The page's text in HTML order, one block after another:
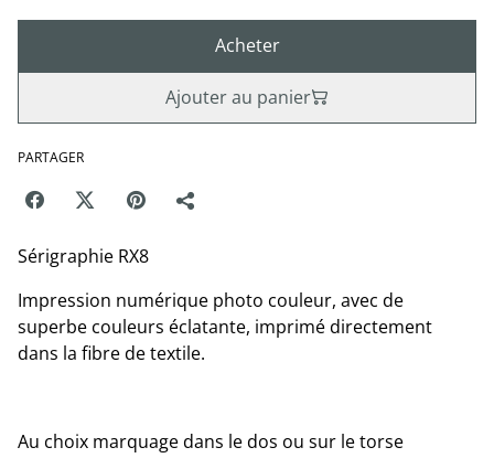
Acheter
Ajouter au panier
PARTAGER
Sérigraphie RX8
Impression numérique photo couleur, avec de
superbe couleurs éclatante, imprimé directement
dans la fibre de textile.
Au choix marquage dans le dos ou sur le torse